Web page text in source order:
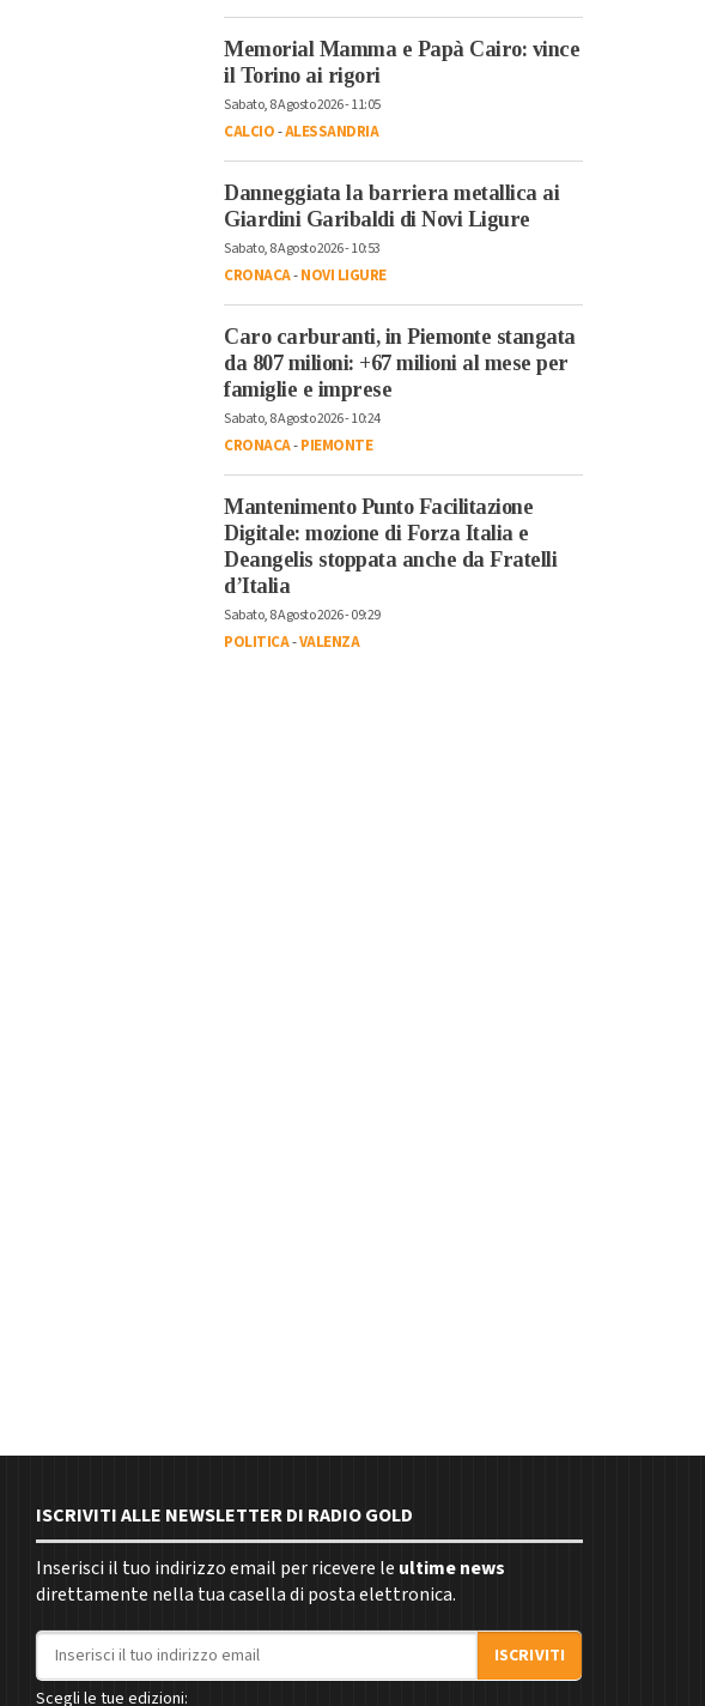
Memorial Mamma e Papà Cairo: vince
il Torino ai rigori
Sabato, 8 Agosto 2026 - 11:05
CALCIO-ALESSANDRIA
Danneggiata la barriera metallica ai
Giardini Garibaldi di Novi Ligure
Sabato, 8 Agosto 2026 - 10:53
CRONACA-NOVI LIGURE
Caro carburanti, in Piemonte stangata
da 807 milioni: +67 milioni al mese per
famiglie e imprese
Sabato, 8 Agosto 2026 - 10:24
CRONACA-PIEMONTE
Mantenimento Punto Facilitazione
Digitale: mozione di Forza Italia e
Deangelis stoppata anche da Fratelli
d’Italia
Sabato, 8 Agosto 2026 - 09:29
POLITICA-VALENZA
ISCRIVITI ALLE NEWSLETTER DI RADIO GOLD
Inserisci il tuo indirizzo email per ricevere le ultime news
direttamente nella tua casella di posta elettronica.
Indirizzo email
ISCRIVITI
Scegli le tue edizioni: